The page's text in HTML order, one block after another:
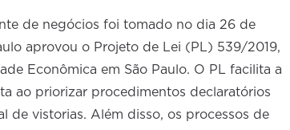
de negócios foi tomado no dia 26 de
aprovou o Projeto de Lei (PL) 539/2019,
Econômica em São Paulo. O PL facilita a
ao priorizar procedimentos declaratórios
de vistorias. Além disso, os processos de